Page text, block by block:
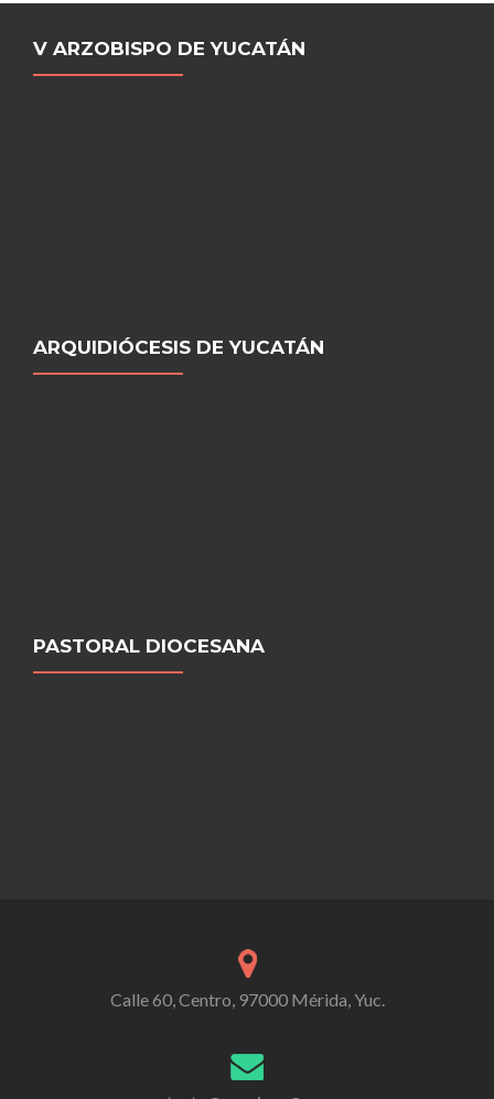
V ARZOBISPO DE YUCATÁN
ARQUIDIÓCESIS DE YUCATÁN
PASTORAL DIOCESANA
Calle 60, Centro, 97000 Mérida, Yuc.